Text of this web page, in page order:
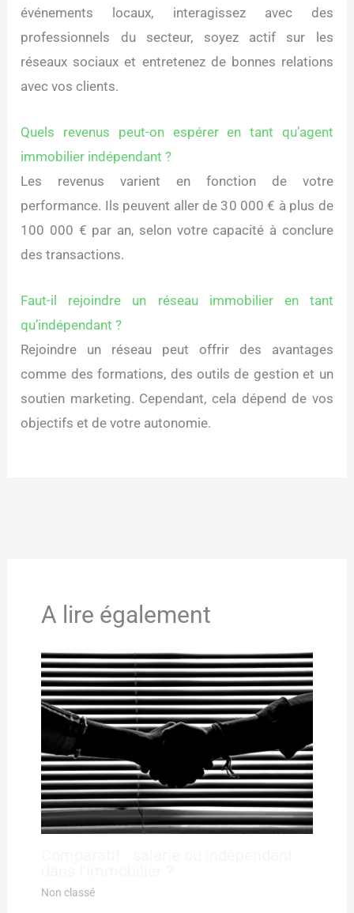
événements locaux, interagissez avec des
professionnels du secteur, soyez actif sur les
réseaux sociaux et entretenez de bonnes relations
avec vos clients.
Quels revenus peut-on espérer en tant qu’agent
immobilier indépendant ?
Les revenus varient en fonction de votre
performance. Ils peuvent aller de 30 000 € à plus de
100 000 € par an, selon votre capacité à conclure
des transactions.
Faut-il rejoindre un réseau immobilier en tant
qu’indépendant ?
Rejoindre un réseau peut offrir des avantages
comme des formations, des outils de gestion et un
soutien marketing. Cependant, cela dépend de vos
objectifs et de votre autonomie.
A lire également
Non classé